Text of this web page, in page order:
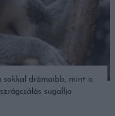
sokkal drámaibb, mint a
sugallja